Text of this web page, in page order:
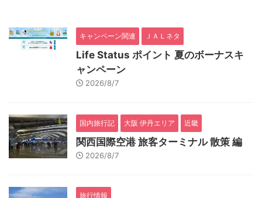
キャンペーン関連 ＪＡＬネタ
Life Status ポイント 夏のボーナスキ
ャンペーン
2026/8/7
国内旅行記 大阪 伊丹エリア 近畿
関西国際空港 旅客ターミナル 散策 編
2026/8/7
旅行情報